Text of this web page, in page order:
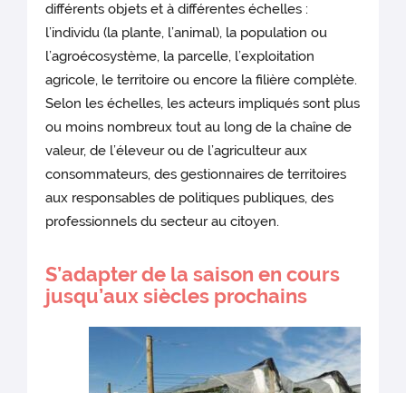
différents objets et à différentes échelles :
l’individu (la plante, l’animal), la population ou
l’agroécosystème, la parcelle, l’exploitation
agricole, le territoire ou encore la filière complète.
Selon les échelles, les acteurs impliqués sont plus
ou moins nombreux tout au long de la chaîne de
valeur, de l’éleveur ou de l’agriculteur aux
consommateurs, des gestionnaires de territoires
aux responsables de politiques publiques, des
professionnels du secteur au citoyen.
S’adapter de la saison en cours
jusqu’aux siècles prochains